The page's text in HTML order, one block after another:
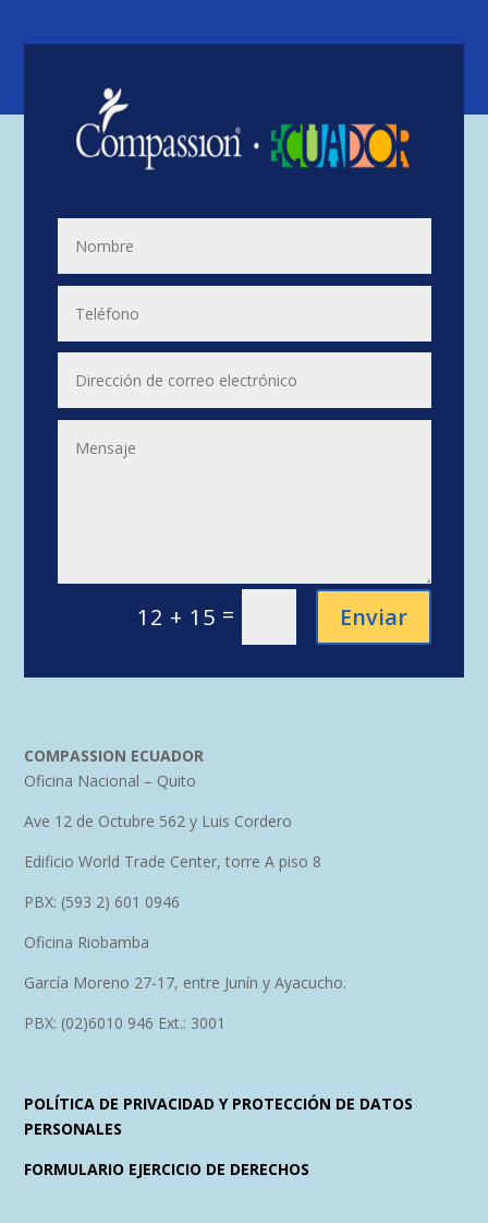
12 + 15 = Enviar
COMPASSION ECUADOR
Oficina Nacional – Quito
Ave 12 de Octubre 562 y Luis Cordero
Edificio World Trade Center, torre A piso 8
PBX: (593 2) 601 0946
Oficina Riobamba
García Moreno 27-17, entre Junín y Ayacucho.
PBX: (02)6010 946 Ext.: 3001
POLÍTICA DE PRIVACIDAD Y PROTECCIÓN DE DATOS
PERSONALES
FORMULARIO EJERCICIO DE DERECHOS